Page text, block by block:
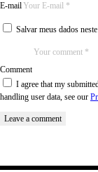
E-mail
Salvar meus dados
Comment
I agree that my
handling user data, see our